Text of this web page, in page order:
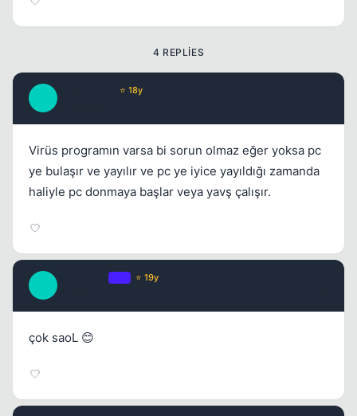
4 REPLIES
⭐ 18y
Virüs programın varsa bi sorun olmaz eğer yoksa pc
ye bulaşır ve yayılır ve pc ye iyice yayıldığı zamanda
haliyle pc donmaya başlar veya yavş çalışır.
⭐ 19y
çok saoL 😊